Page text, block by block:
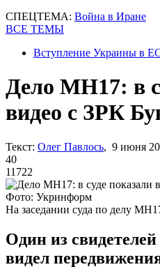
СПЕЦТЕМА: Война в Иране
ВСЕ ТЕМЫ
Вступление Украины в
Дело МН17: в
видео с ЗРК
Текст: Олег Павлось, 9 июня
40
11722
Фото: Укринформ
На заседании суда по делу
Один из
видел